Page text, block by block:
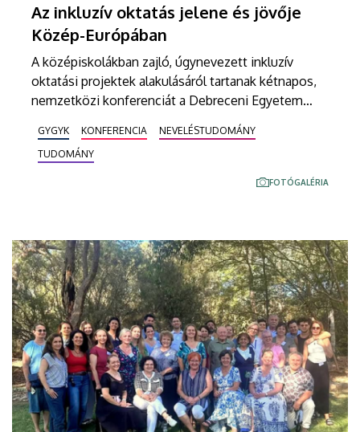
Az inkluzív oktatás jelene és jövője
Közép-Európában
A középiskolákban zajló, úgynevezett inkluzív
oktatási projektek alakulásáról tartanak kétnapos,
nemzetközi konferenciát a Debreceni Egyetem
Hajdúböszörményben. A csaknem nyolcvan fő
részvételével zajló rendezvényen a kar képviselői
mellett szlovák, lengyel és cseh szakemberek
GYGYK KONFERENCIA
NEVELÉSTUDOMÁNY
TUDOMÁNY
FOTÓGALÉRIA